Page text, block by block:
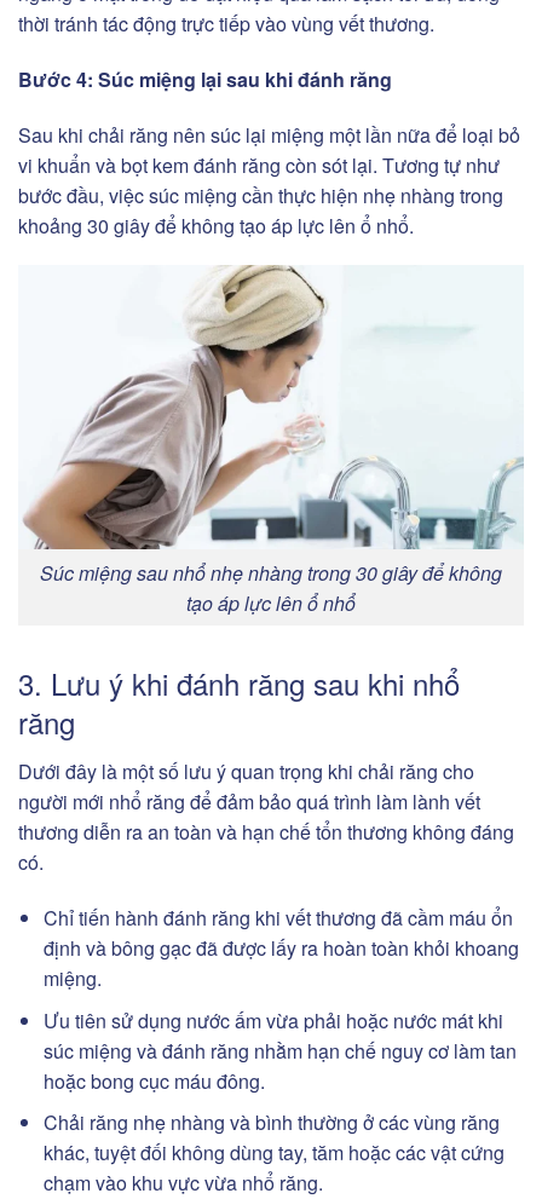
thời tránh tác động trực tiếp vào vùng vết thương.
Bước 4: Súc miệng lại sau khi đánh răng
Sau khi chải răng nên súc lại miệng một lần nữa để loại bỏ
vi khuẩn và bọt kem đánh răng còn sót lại. Tương tự như
bước đầu, việc súc miệng cần thực hiện nhẹ nhàng trong
khoảng 30 giây để không tạo áp lực lên ổ nhổ.
Súc miệng sau nhổ nhẹ nhàng trong 30 giây để không
tạo áp lực lên ổ nhổ
3. Lưu ý khi đánh răng sau khi nhổ
răng
Dưới đây là một số lưu ý quan trọng khi chải răng cho
người mới nhổ răng để đảm bảo quá trình làm lành vết
thương diễn ra an toàn và hạn chế tổn thương không đáng
có.
Chỉ tiến hành đánh răng khi vết thương đã cầm máu ổn
định và bông gạc đã được lấy ra hoàn toàn khỏi khoang
miệng.
Ưu tiên sử dụng nước ấm vừa phải hoặc nước mát khi
súc miệng và đánh răng nhằm hạn chế nguy cơ làm tan
hoặc bong cục máu đông.
Chải răng nhẹ nhàng và bình thường ở các vùng răng
khác, tuyệt đối không dùng tay, tăm hoặc các vật cứng
chạm vào khu vực vừa nhổ răng.